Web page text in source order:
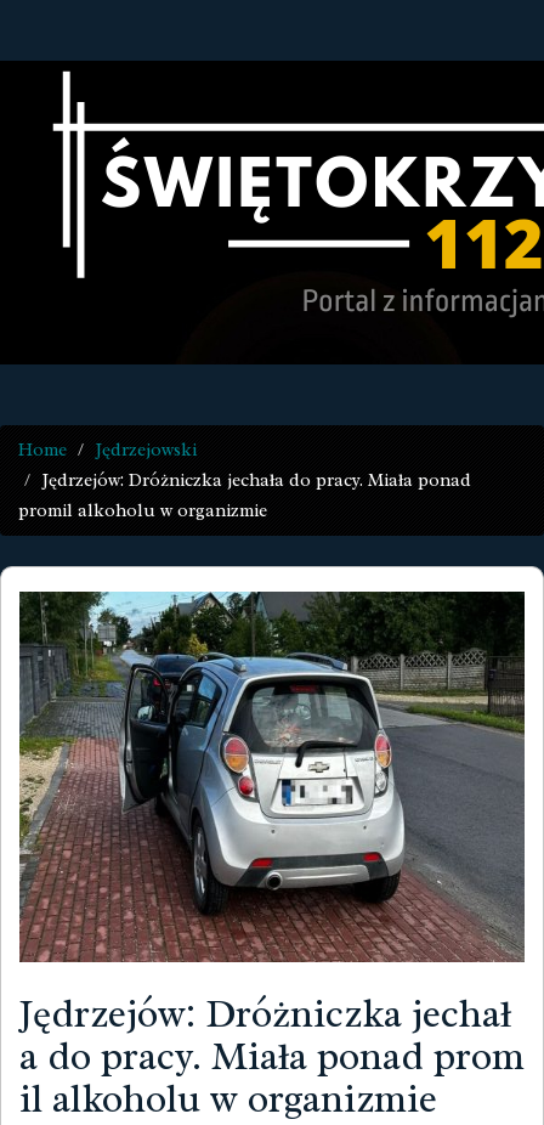
Home
Jędrzejowski
Jędrzejów: Dróżniczka jechała do pracy. Miała ponad
promil alkoholu w organizmie
Jędrzejów: Dróżniczka jechał
a do pracy. Miała ponad prom
il alkoholu w organizmie